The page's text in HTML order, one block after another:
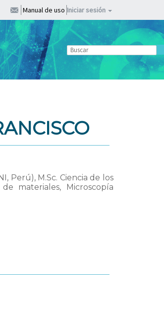
Manual de uso Iniciar sesión
Perú), M.Sc. Ciencia de los
materiales, Microscopía